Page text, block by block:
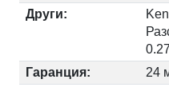
Други:
Гаранция:
24